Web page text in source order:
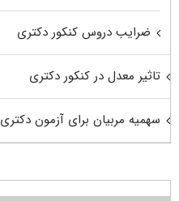
ضرایب دروس کنکور دکتری
تاثیر معدل در کنکور دکتری
سهمیه مربیان برای آزمون دکتری